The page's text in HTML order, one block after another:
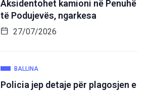
Aksidentohet kamioni në Penuhë
të Podujevës, ngarkesa
27/07/2026
BALLINA
Policia jep detaje për plagosjen e